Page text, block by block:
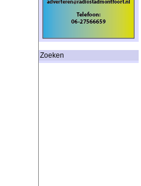
Zoeken